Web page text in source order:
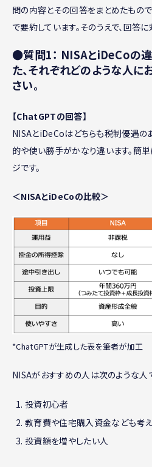
問の内容とその回答をまとめたもの
で要約しています。そのうえで、回答
●質問1： NISAとiDeCoの違
た、それぞれどのような人に
さい。
【ChatGPTの回答】
NISAとiDeCoはどちらも税制優遇の
的や使い勝手がかなり違います。簡
ジです。
＜NISAとiDeCoの比較＞
*ChatGPTが生成した表を筆者が加工
NISAがおすすめの人は次のような人
投資初心者
教育費や住宅購入資金なども考
投資額を増やしたい人